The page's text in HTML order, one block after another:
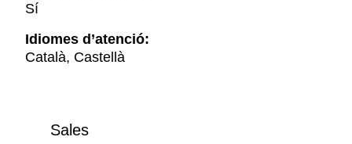
Sí
Idiomes d’atenció:
Català, Castellà
Sales